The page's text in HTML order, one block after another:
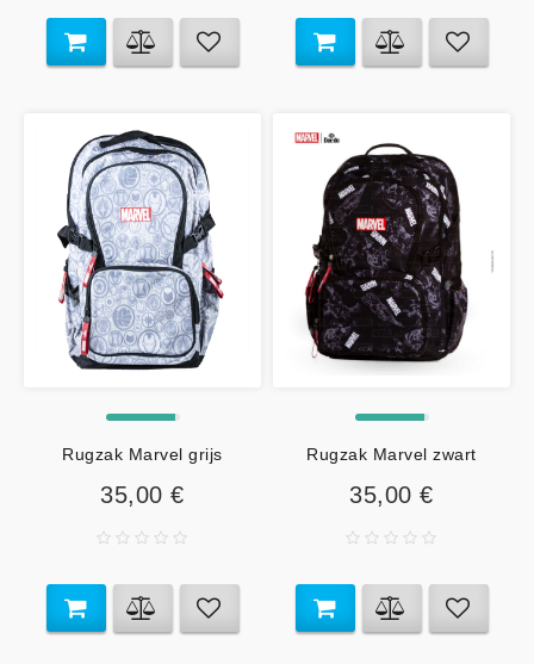
Rugzak Marvel grijs
35,00 €
Rugzak Marvel zwart
35,00 €